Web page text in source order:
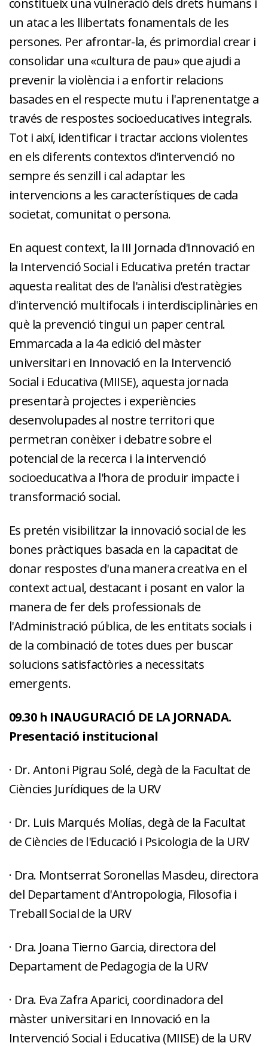
un atac a les llibertats fonamentals de les
persones. Per afrontar-la, és primordial crear i
consolidar una «cultura de pau» que ajudi a
prevenir la violència i a enfortir relacions
basades en el respecte mutu i l'aprenentatge a
través de respostes socioeducatives integrals.
Tot i així, identificar i tractar accions violentes
en els diferents contextos d'intervenció no
sempre és senzill i cal adaptar les
intervencions a les característiques de cada
societat, comunitat o persona.
En aquest context, la III Jornada d'Innovació en
la Intervenció Social i Educativa pretén tractar
aquesta realitat des de l'anàlisi d'estratègies
d'intervenció multifocals i interdisciplinàries en
què la prevenció tingui un paper central.
Emmarcada a la 4a edició del màster
universitari en Innovació en la Intervenció
Social i Educativa (MIISE), aquesta jornada
presentarà projectes i experiències
desenvolupades al nostre territori que
permetran conèixer i debatre sobre el
potencial de la recerca i la intervenció
socioeducativa a l'hora de produir impacte i
transformació social.
Es pretén visibilitzar la innovació social de les
bones pràctiques basada en la capacitat de
donar respostes d'una manera creativa en el
context actual, destacant i posant en valor la
manera de fer dels professionals de
l'Administració pública, de les entitats socials i
de la combinació de totes dues per buscar
solucions satisfactòries a necessitats
emergents.
09.30 h INAUGURACIÓ DE LA JORNADA.
Presentació institucional
· Dr. Antoni Pigrau Solé, degà de la Facultat de
Ciències Jurídiques de la URV
· Dr. Luis Marqués Molías, degà de la Facultat
de Ciències de l'Educació i Psicologia de la URV
· Dra. Montserrat Soronellas Masdeu, directora
del Departament d'Antropologia, Filosofia i
Treball Social de la URV
· Dra. Joana Tierno Garcia, directora del
Departament de Pedagogia de la URV
· Dra. Eva Zafra Aparici, coordinadora del
màster universitari en Innovació en la
Intervenció Social i Educativa (MIISE) de la URV